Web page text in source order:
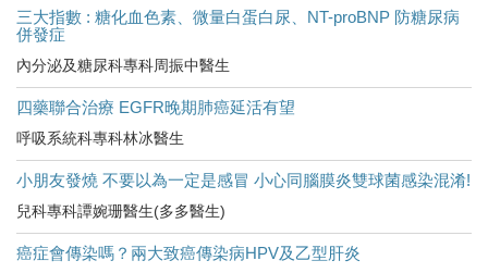
三大指數 : 糖化血色素、微量白蛋白尿、NT-proBNP 防糖尿病
併發症
內分泌及糖尿科專科周振中醫生
四藥聯合治療 EGFR晚期肺癌延活有望
呼吸系統科專科林冰醫生
小朋友發燒 不要以為一定是感冒 小心同腦膜炎雙球菌感染混淆!
兒科專科譚婉珊醫生(多多醫生)
癌症會傳染嗎？兩大致癌傳染病HPV及乙型肝炎